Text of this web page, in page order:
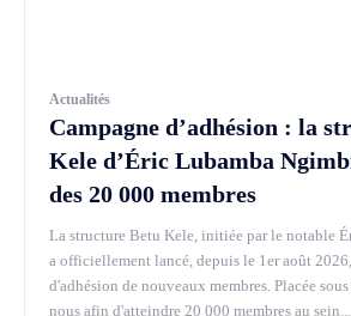
Actualités
Campagne d’adhésion : la
Kele d’Éric Lubamba
des 20 000 membres
La structure Betu Kele, initiée par le notable
a officiellement lancé, depuis le 1er août
d'adhésion de nouveaux membres. Placée
nous afin d'atteindre 20 000 membres au sein...